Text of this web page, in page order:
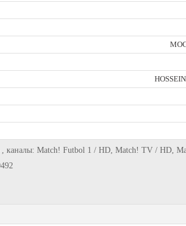
каналы: Match! Futbol 1 / HD, Match! TV / HD,